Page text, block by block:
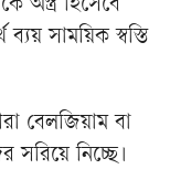
অস্ত্র হিসেবে
সাময়িক স্বস্তি
বেলজিয়াম বা
সরিয়ে নিচ্ছে।